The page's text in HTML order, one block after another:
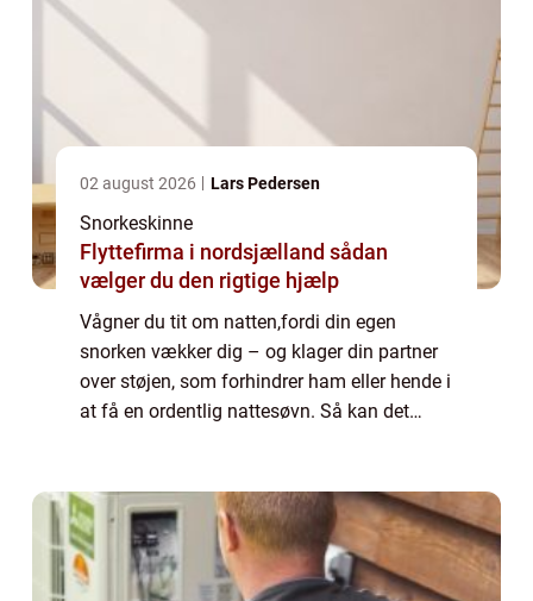
02 august 2026 Lars Pedersen
Snorkeskinne
Flyttefirma i nordsjælland sådan
vælger du den rigtige hjælp
Vågner du tit om natten,fordi din egen
snorken vækker dig – og klager din partner
over støjen, som forhindrer ham eller hende i
at få en ordentlig nattesøvn. Så kan det